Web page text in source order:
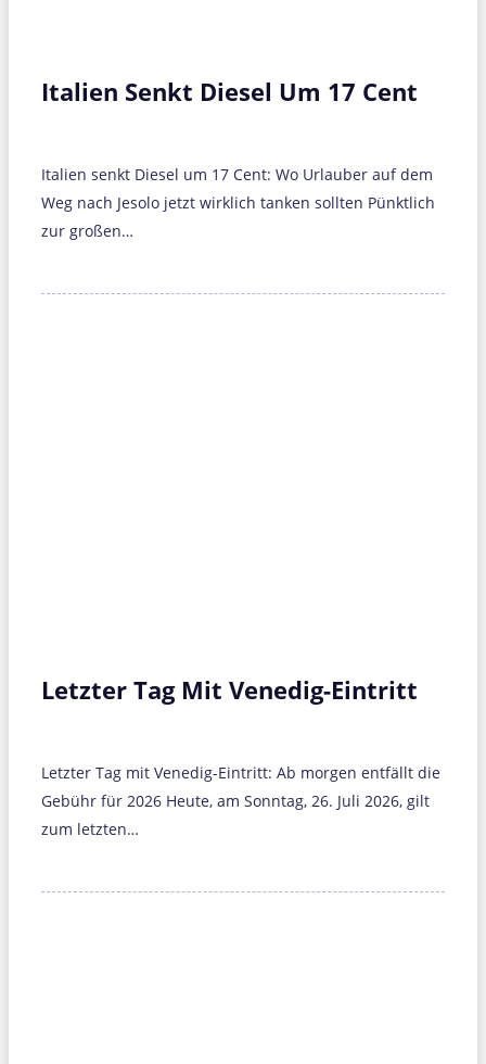
Italien Senkt Diesel Um 17 Cent
Italien senkt Diesel um 17 Cent: Wo Urlauber auf dem
Weg nach Jesolo jetzt wirklich tanken sollten Pünktlich
zur großen…
Letzter Tag Mit Venedig-Eintritt
Letzter Tag mit Venedig-Eintritt: Ab morgen entfällt die
Gebühr für 2026 Heute, am Sonntag, 26. Juli 2026, gilt
zum letzten…